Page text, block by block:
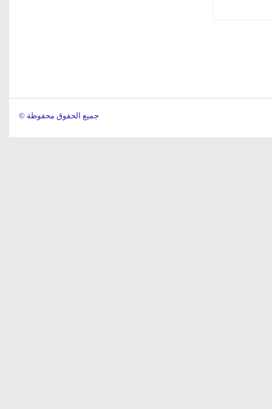
© جميع الحقوق محفوظة